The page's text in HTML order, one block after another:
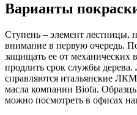
Варианты
Ступень – элемент лестницы,
внимание в первую очередь.
защищать ее от механических
продлить срок службы дерева.
справляются итальянские
масла компании Biofa.
можно посмотреть в офисах